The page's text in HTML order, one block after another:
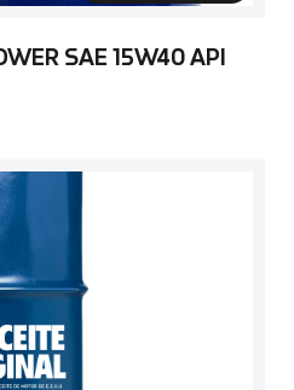
SAE 15W40 API